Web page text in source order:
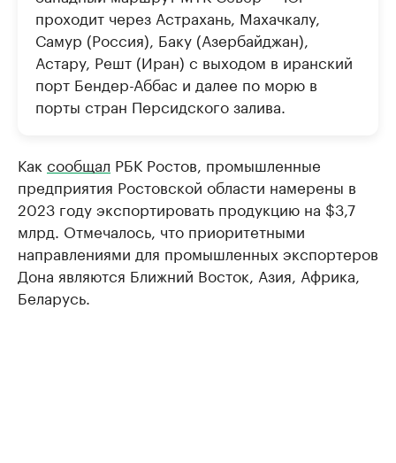
проходит через Астрахань, Махачкалу,
Самур (Россия), Баку (Азербайджан),
Астару, Решт (Иран) с выходом в иранский
порт Бендер-Аббас и далее по морю в
порты стран Персидского залива.
Как сообщал РБК Ростов, промышленные
предприятия Ростовской области намерены в
2023 году экспортировать продукцию на $3,7
млрд. Отмечалось, что приоритетными
направлениями для промышленных экспортеров
Дона являются Ближний Восток, Азия, Африка,
Беларусь.